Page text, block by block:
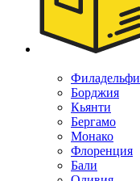
Борджия
Кьянти
Бергамо
Монако
Флоренция
Бали